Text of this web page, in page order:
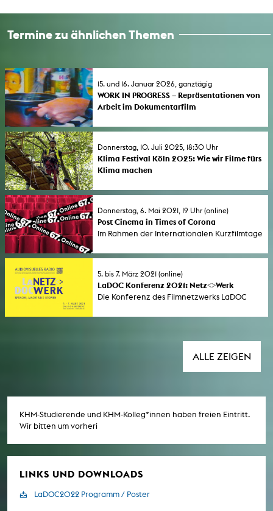
Termine zu ähnlichen Themen
15. und 16. Januar 2026, ganztägig
WORK IN PROGRESS – Repräsentationen von
Arbeit im Dokumentarfilm
im Filmbüro NW e.V. (dfi) findet auch in
Kunsthochschule für Medien Köln statt –
Marxt, Katharina Pethke und Lia Sudermann.
Donnerstag, 10. Juli 2025, 18:30 Uhr
Klima Festival Köln 2025: Wie wir Filme fürs
Klima machen
Medienstiftung NRW, ifs Internationale
Medien im Rahmen des Kölner Klima Festivals
Donnerstag, 6. Mai 2021, 19 Uhr (online)
Post Cinema in Times of Corona
Im Rahmen der Internationalen Kurzfilmtage
Seminars "Post-Cinema in Zeiten von
de Raaf und Prof. Marcel Kolvenbach (KHM)
5. bis 7. März 2021 (online)
LaDOC Konferenz 2021: Netz<>Werk
Die Konferenz des Filmnetzwerks LaDOC
eine gerechte Teilhabe aller Menschen im
Internet. Die Kunsthochschule für Medien
ALLE ZEIGEN
KHM-Studierende und KHM-Kolleg*innen haben freien Eintritt.
Wir bitten um vorheri
LINKS UND DOWNLOADS
LaDOC2022 Programm / Poster